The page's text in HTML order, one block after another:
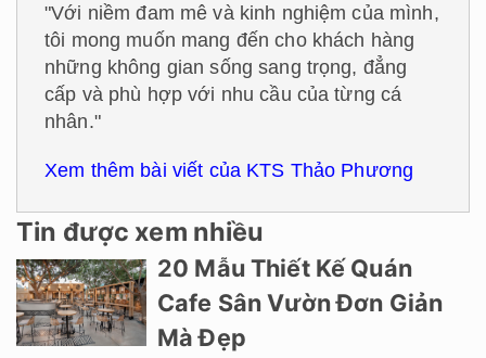
"Với niềm đam mê và kinh nghiệm của mình,
tôi mong muốn mang đến cho khách hàng
những không gian sống sang trọng, đẳng
cấp và phù hợp với nhu cầu của từng cá
nhân."
Xem thêm bài viết của KTS Thảo Phương
Tin được xem nhiều
20 Mẫu Thiết Kế Quán
Cafe Sân Vườn Đơn Giản
Mà Đẹp